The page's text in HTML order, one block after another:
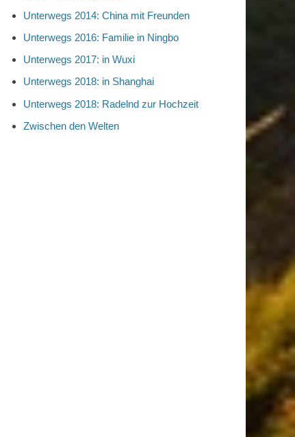
Unterwegs 2014: China mit Freunden
Unterwegs 2016: Familie in Ningbo
Unterwegs 2017: in Wuxi
Unterwegs 2018: in Shanghai
Unterwegs 2018: Radelnd zur Hochzeit
Zwischen den Welten